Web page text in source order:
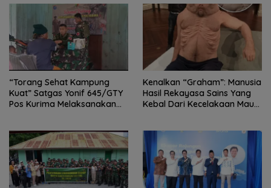
“Torang Sehat Kampung
Kuat” Satgas Yonif 645/GTY
Pos Kurima Melaksanakan
Kenalkan “Graham”: Manusia
Hasil Rekayasa Sains Yang
Kebal Dari Kecelakaan Maut